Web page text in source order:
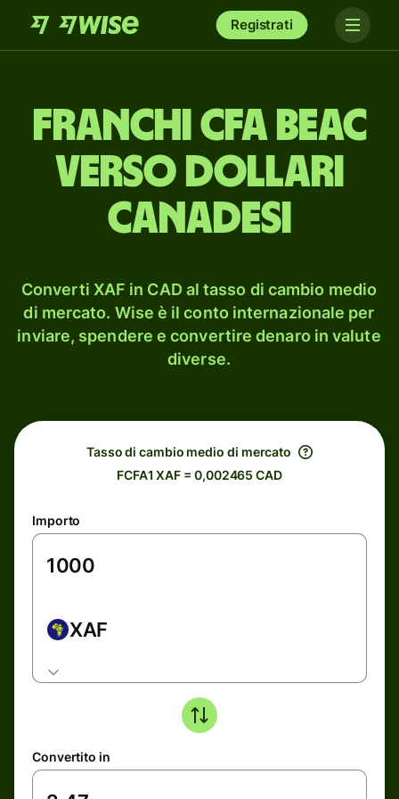
Registrati
franchi CFA BEAC
verso dollari
canadesi
Converti XAF in CAD al tasso di cambio medio
di mercato. Wise è il conto internazionale per
inviare, spendere e convertire denaro in valute
diverse.
Tasso di cambio medio di mercato
FCFA1 XAF = 0,002465 CAD
Importo
XAF
Convertito in